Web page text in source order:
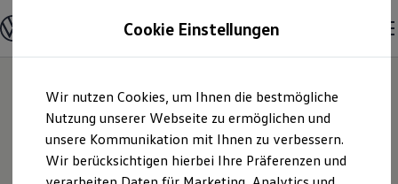
Hauptinhalt
springen
Footer
springen
Modelle & Konfigurator
Nutzfahrzeugkategorien entdecken
Modelle konfigurieren
Vorgängermodelle und Oldtimer
Vorgängermodelle
Oldtimer
Bulli Historie
Branchenlösungen & Gewerbekunden
STARKE Versmold
Cookie Einstellungen
Wir nutzen Cookies, um Ihnen die bestmögliche
Nutzung unserer Webseite zu ermöglichen und
unsere Kommunikation mit Ihnen zu verbessern.
Wir berücksichtigen hierbei Ihre Präferenzen und